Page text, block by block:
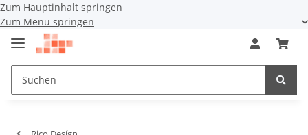
Zum Hauptinhalt springen
Zum Menü springen